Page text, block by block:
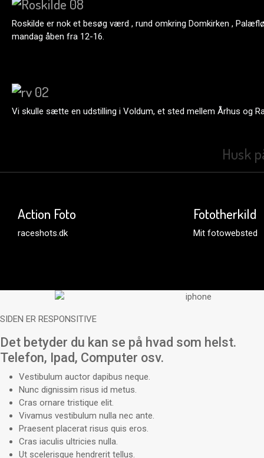
Roskilde er nok et besøg værd , rund omkring Domkirken ,
mandag åben fra 12-16.
Vi skulle sætte en udstilling i Voldum, et sted mellem Århus og
Husk
Action Foto
raceshots.dk
Fototherkild
Mit fotowebsted
SIDEN ER RESPONSITIVE
Det betyder du kan se på hvad som helst.
Telefon, Ipad, Computer osv.
Vestibulum auctor dapibus neque.
Nunc dignissim risus id metus.
Cras ornare tristique elit.
Vivamus vestibulum nulla nec ante.
Praesent placerat risus quis eros.
Cras iaculis ultricies nulla.
Ut scelerisque hendrerit tellus.